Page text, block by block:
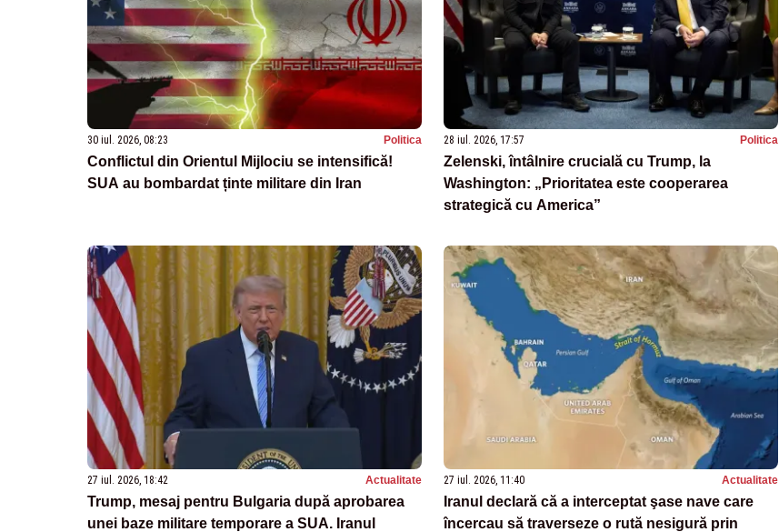
30 iul. 2026, 08:23 Politica
Conflictul din Orientul Mijlociu se intensifică!
SUA au bombardat ținte militare din Iran
28 iul. 2026, 17:57 Politica
Zelenski, întâlnire crucială cu Trump, la
Washington: „Prioritatea este cooperarea
strategică cu America”
27 iul. 2026, 18:42 Actualitate
Trump, mesaj pentru Bulgaria după aprobarea
unei baze militare temporare a SUA. Iranul
27 iul. 2026, 11:40 Actualitate
Iranul declară că a interceptat şase nave care
încercau să traverseze o rută nesigură prin